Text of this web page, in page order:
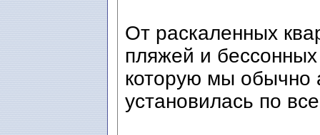
От раскаленных
пляжей и
которую мы обычно
установилась по